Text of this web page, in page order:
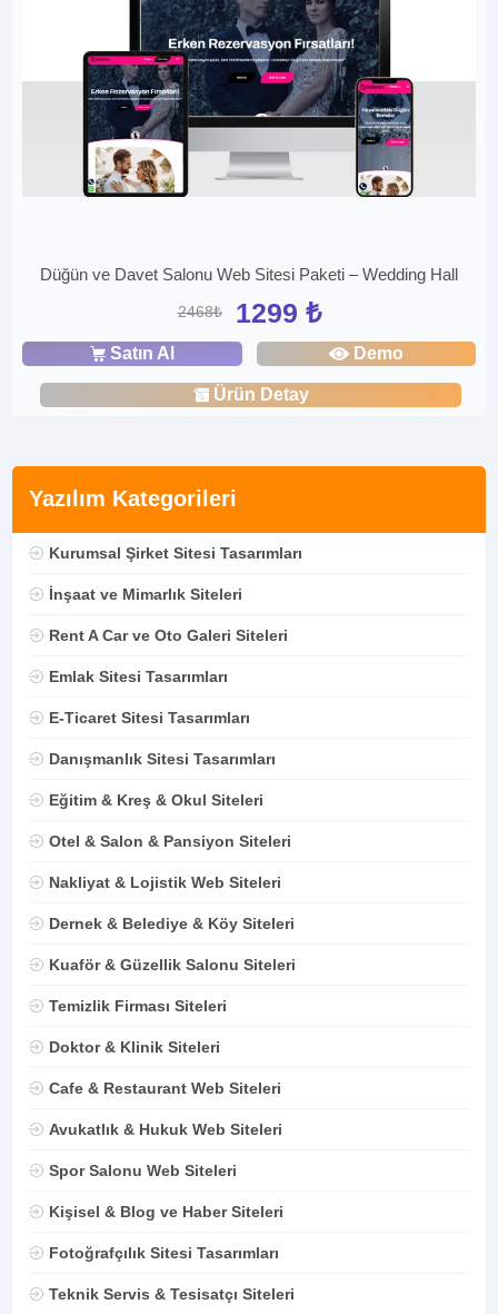
Yazılım Kategorileri
Kurumsal Şirket Sitesi Tasarımları
İnşaat ve Mimarlık Siteleri
Rent A Car ve Oto Galeri Siteleri
Emlak Sitesi Tasarımları
E-Ticaret Sitesi Tasarımları
Danışmanlık Sitesi Tasarımları
Eğitim & Kreş & Okul Siteleri
Otel & Salon & Pansiyon Siteleri
Nakliyat & Lojistik Web Siteleri
Dernek & Belediye & Köy Siteleri
Kuaför & Güzellik Salonu Siteleri
Temizlik Firması Siteleri
Doktor & Klinik Siteleri
Cafe & Restaurant Web Siteleri
Avukatlık & Hukuk Web Siteleri
Spor Salonu Web Siteleri
Kişisel & Blog ve Haber Siteleri
Fotoğrafçılık Sitesi Tasarımları
Teknik Servis & Tesisatçı Siteleri
Düğün ve Davet Salonu Web Sitesi Paketi – Wedding Hall
2468₺ 1299 ₺
Satın Al Demo
Ürün Detay